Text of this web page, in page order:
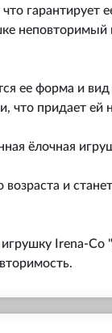
гарантирует
ее форма и
что придает ей
ёлочная
и
Irena-Co